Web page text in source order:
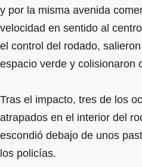
y por la misma avenida
velocidad en sentido al
el control del rodado,
espacio verde y colisionaron
Tras el impacto, tres de los
atrapados en el interior del
escondió debajo de unos
los policías.